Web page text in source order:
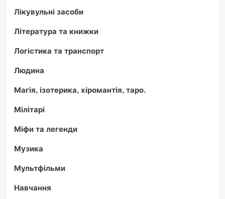
Лікувульні засоби
Література та книжки
Логістика та транспорт
Людина
Магія, ізотерика, хіромантія, таро.
Мілітарі
Міфи та легенди
Музика
Мультфільми
Навчання